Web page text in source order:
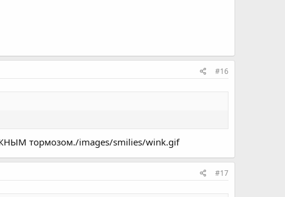
#16
тормозом./images/smilies/wink.gif
#17